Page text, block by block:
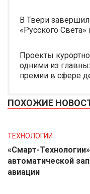
В Твери
«Русского
Проекты
одними из
премии в сфере
ПОХОЖИЕ
ТЕХНОЛОГИИ
«Смарт-
автоматической
авиации